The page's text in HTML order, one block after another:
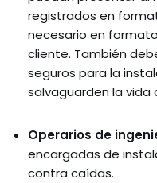
registrados en
necesario en
cliente. También
seguros para la
salvaguarden la vida
Operarios de
encargadas de
contra caídas.